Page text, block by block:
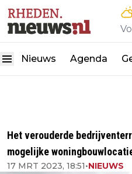
Nieuws Agenda
Het verouderde
mogelijke
17 MRT 2023, 18:51•NIEUWS